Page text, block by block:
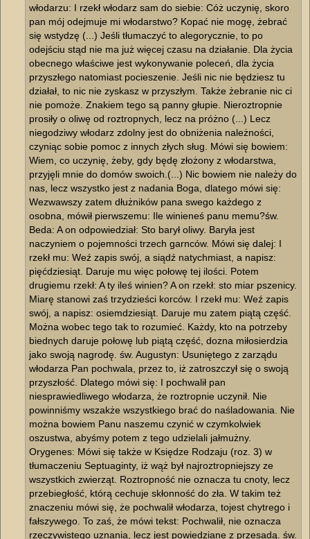
włodarzu: I rzekł włodarz sam do siebie: Cóż uczynię, skoro
pan mój odejmuje mi włodarstwo? Kopać nie mogę, żebrać
się wstydzę (...) Jeśli tłumaczyć to alegorycznie, to po
odejściu stąd nie ma już więcej czasu na działanie. Dla życia
obecnego właściwe jest wykonywanie poleceń, dla życia
przyszłego natomiast pocieszenie. Jeśli nic nie będziesz tu
działał, to nic nie zyskasz w przyszłym. Także żebranie nic ci
nie pomoże. Znakiem tego są panny głupie. Nieroztropnie
prosiły o oliwę od roztropnych, lecz na próżno (...) Lecz
niegodziwy włodarz zdolny jest do obniżenia należności,
czyniąc sobie pomoc z innych złych sług. Mówi się bowiem:
Wiem, co uczynię, żeby, gdy będę złożony z włodarstwa,
przyjęli mnie do domów swoich.(...) Nic bowiem nie należy do
nas, lecz wszystko jest z nadania Boga, dlatego mówi się:
Wezwawszy zatem dłużników pana swego każdego z
osobna, mówił pierwszemu: Ile winieneś panu memu?św.
Beda: A on odpowiedział: Sto barył oliwy. Baryła jest
naczyniem o pojemności trzech garnców. Mówi się dalej: I
rzekł mu: Weź zapis swój, a siądź natychmiast, a napisz:
pięćdziesiąt. Daruje mu więc połowę tej ilości. Potem
drugiemu rzekł: A ty ileś winien? A on rzekł: sto miar pszenicy.
Miarę stanowi zaś trzydzieści korców. I rzekł mu: Weź zapis
swój, a napisz: osiemdziesiąt. Daruje mu zatem piątą część.
Można wobec tego tak to rozumieć. Każdy, kto na potrzeby
biednych daruje połowę lub piątą część, dozna miłosierdzia
jako swoją nagrodę. św. Augustyn: Usuniętego z zarządu
włodarza Pan pochwala, przez to, iż zatroszczył się o swoją
przyszłość. Dlatego mówi się: I pochwalił pan
niesprawiedliwego włodarza, że roztropnie uczynił. Nie
powinniśmy wszakże wszystkiego brać do naśladowania. Nie
można bowiem Panu naszemu czynić w czymkolwiek
oszustwa, abyśmy potem z tego udzielali jałmużny.
Orygenes: Mówi się także w Księdze Rodzaju (roz. 3) w
tłumaczeniu Septuaginty, iż wąż był najroztropniejszy ze
wszystkich zwierząt. Roztropność nie oznacza tu cnoty, lecz
przebiegłość, którą cechuje skłonność do zła. W takim też
znaczeniu mówi się, że pochwalił włodarza, tojest chytrego i
fałszywego. To zaś, że mówi tekst: Pochwalił, nie oznacza
rzeczywistego uznania, lecz jest powiedziane z przesadą. św.